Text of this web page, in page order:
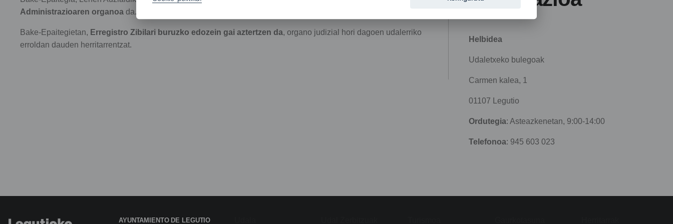
Administrazioaren organoa da. Justizia Administrazioaren ordezkaria Bake Epailea da
Bake-Epaitegietan, Erregistro Zibilari buruzko edozein gai aztertzen da, organo judizial hori dagoen udalerriko
erroldan dauden herritarrentzat.
Helbidea
Udaletxeko bulegoak
Carmen kalea, 1
01107 Legutio
Ordutegia: Asteazkenetan, 9:00-14:00
Telefonoa: 945 603 023
AYUNTAMIENTO DE LEGUTIO